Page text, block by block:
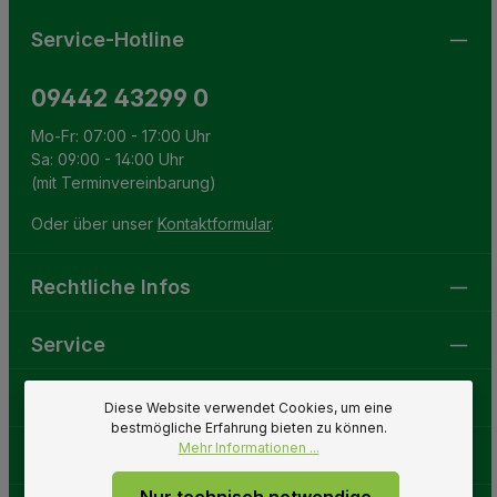
Service-Hotline
09442 43299 0
Mo-Fr: 07:00 - 17:00 Uhr
Sa: 09:00 - 14:00 Uhr
(mit Terminvereinbarung)
Oder über unser Kontaktformular.
Rechtliche Infos
Service
GartenweltDiese Website verwendet Cookies, um eine
bestmögliche Erfahrung bieten zu können.
Mehr Informationen ...